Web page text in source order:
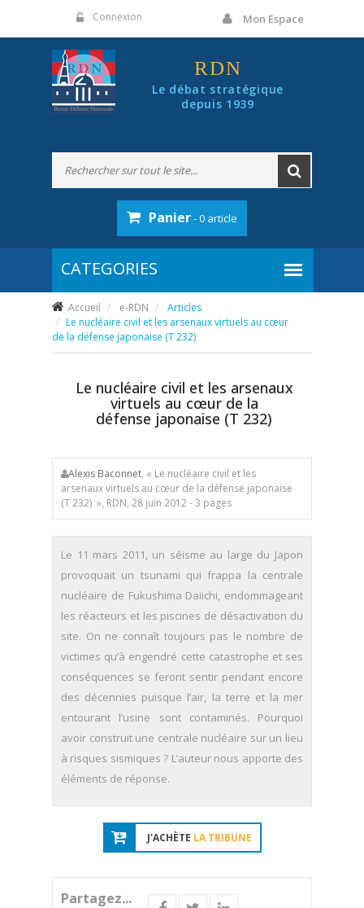
Connexion Mon Espace
RDN
Le débat stratégique
depuis 1939
Panier- 0 article
Accueil e-RDN
Articles
Le nucléaire civil et les arsenaux virtuels au cœur
de la défense japonaise (T 232)
Le nucléaire civil et les arsenaux
virtuels au cœur de la
défense japonaise (T 232)
Alexis Baconnet, « Le nucléaire civil et les
arsenaux virtuels au cœur de la défense japonaise
(T 232) », RDN, 28 juin 2012 - 3 pages
Le 11 mars 2011, un séisme au large du Japon
provoquait un tsunami qui frappa la centrale
nucléaire de Fukushima Daiichi, endommageant
les réacteurs et les piscines de désactivation du
site. On ne connaît toujours pas le nombre de
victimes qu’à engendré cette catastrophe et ses
conséquences se feront sentir pendant encore
des décennies puisque l’air, la terre et la mer
entourant l’usine sont contaminés. Pourquoi
avoir construit une centrale nucléaire sur un lieu
à risques sismiques ? L’auteur nous apporte des
éléments de réponse.
J'ACHÈTE LA TRIBUNE
Partagez...